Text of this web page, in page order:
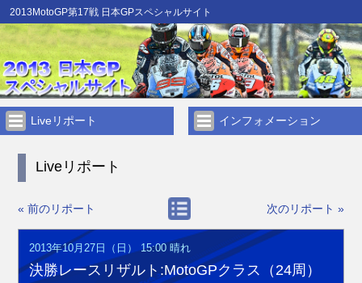
2013MotoGP第17戦 日本GPスペシャルサイト
Liveリポート インフォメーション
Liveリポート
« 前のリポート 次のリポート »
2013年10月27日（日） 15:00晴れ
決勝レースリザルト:MotoGPクラス（24周）